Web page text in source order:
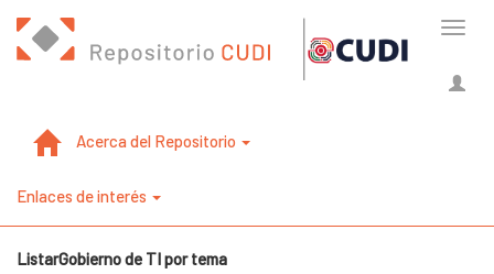
Acerca del Repositorio
Enlaces de interés
ListarGobierno de TI por tema